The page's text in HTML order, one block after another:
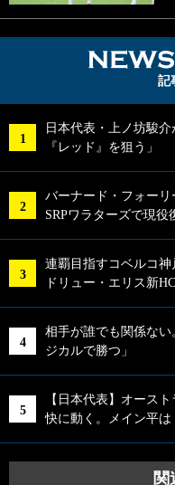
記
日本代表・上ノ坊駿
『レッド』を狙う」
バーナード・フォーリ
SRPワラターズで現役
連覇目指すコベルコ
ドリュー・エリス新
相手が誰でも関係な
ジカルで勝つ」
【日本代表】オース
快に動く。メイン平
関